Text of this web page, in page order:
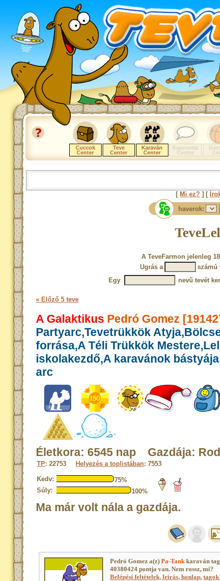
Cuccok
Center
Teve
Center
Karaván
Center
Kapcsolat
Center
[ Mi ez? ] [
haverok:
A TeveFarmon jelenleg
Ugrás a
számú
Egy
nevű tevét
« Előző 5 teve
A Galaktikus Pedró Gomez
Partyarc,Tevetrükkök
forrása,A Téli Trükkök
iskolakezdő,A karavánok
arc
Életkora: 6545 nap Gazdája:
TP: 22753 Helyezés a toplistában: 7553
Kedv:
75%
Súly:
100%
Ma már volt nála a gazdája.
Pedró Gomez a(z)Pa-Tankkaraván
40380424 pontja van. Nem rossz, mi?
Belépési feltételek, leírás, honlap,